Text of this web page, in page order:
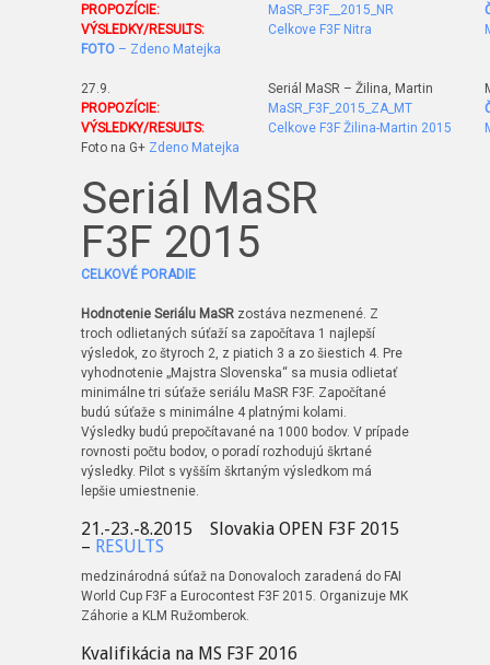
PROPOZÍCIE:
MaSR_F3F__2015_NR
VÝSLEDKY/RESULTS:
Celkove F3F Nitra
FOTO – Zdeno Matejka
27.9. Seriál MaSR – Žilina, Martin
PROPOZÍCIE:
MaSR_F3F_2015_ZA_MT
VÝSLEDKY/RESULTS:
Celkove F3F Žilina-Martin 2015
Foto na G+ Zdeno Matejka
Seriál MaSR
F3F 2015
CELKOVÉ PORADIE
Hodnotenie Seriálu MaSR zostáva nezmenené. Z
troch odlietaných súťaží sa započítava 1 najlepší
výsledok, zo štyroch 2, z piatich 3 a zo šiestich 4. Pre
vyhodnotenie „Majstra Slovenska“ sa musia odlietať
minimálne tri súťaže seriálu MaSR F3F. Započítané
budú súťaže s minimálne 4 platnými kolami.
Výsledky budú prepočítavané na 1000 bodov. V prípade
rovnosti počtu bodov, o poradí rozhodujú škrtané
výsledky. Pilot s vyšším škrtaným výsledkom má
lepšie umiestnenie.
21.-23.-8.2015 Slovakia OPEN F3F 2015
– RESULTS
medzinárodná súťaž na Donovaloch zaradená do FAI
World Cup F3F a Eurocontest F3F 2015. Organizuje MK
Záhorie a KLM Ružomberok.
Kvalifikácia na MS F3F 2016